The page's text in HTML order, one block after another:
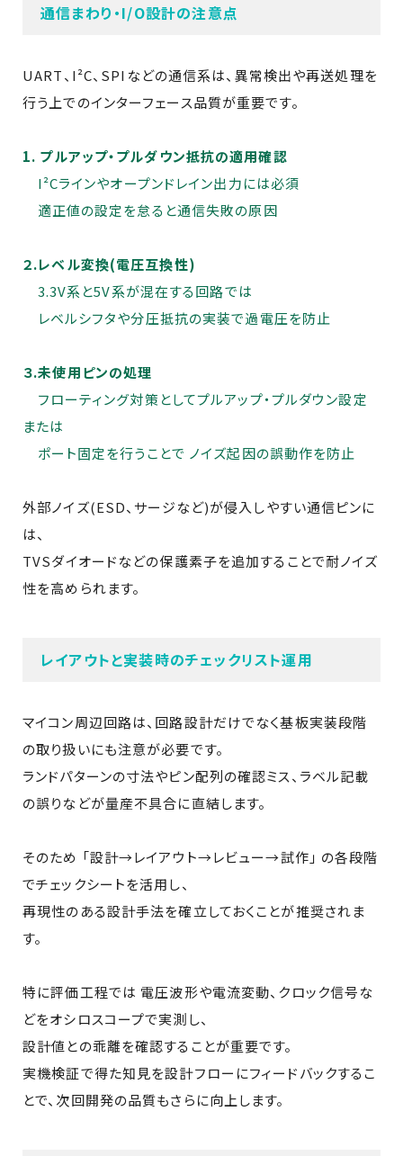
通信まわり・I/O設計の注意点
UART、I²C、SPIなどの通信系は、異常検出や再送処理を
行う上でのインターフェース品質が重要です。
1. プルアップ・プルダウン抵抗の適用確認
I²Cラインやオープンドレイン出力には必須
適正値の設定を怠ると通信失敗の原因
２.レベル変換(電圧互換性)
3.3V系と5V系が混在する回路では
レベルシフタや分圧抵抗の実装で過電圧を防止
３.未使用ピンの処理
フローティング対策としてプルアップ・プルダウン設定
または
ポート固定を行うことで ノイズ起因の誤動作を防止
外部ノイズ(ESD、サージなど)が侵入しやすい通信ピンに
は、
TVSダイオードなどの保護素子を追加することで耐ノイズ
性を高められます。
レイアウトと実装時のチェックリスト運用
マイコン周辺回路は、回路設計だけでなく基板実装段階
の取り扱いにも注意が必要です。
ランドパターンの寸法やピン配列の確認ミス、ラベル記載
の誤りなどが量産不具合に直結します。
そのため 「設計→レイアウト→レビュー→試作」 の各段階
でチェックシートを活用し、
再現性のある設計手法を確立しておくことが推奨されま
す。
特に評価工程では 電圧波形や電流変動、クロック信号な
どをオシロスコープで実測し、
設計値との乖離を確認することが重要です。
実機検証で得た知見を設計フローにフィードバックするこ
とで、次回開発の品質もさらに向上します。